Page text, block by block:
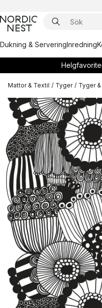
Dukning & ServeringInredning
Mattor & Textil / Tyger / Tyger